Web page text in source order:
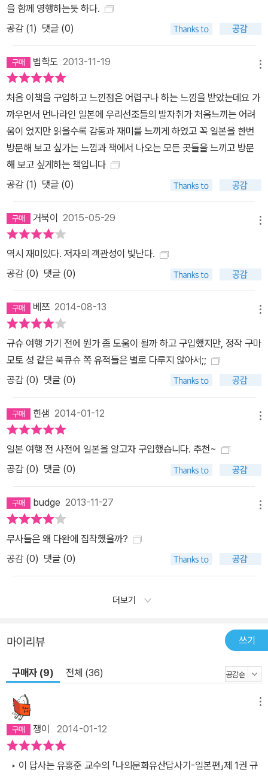
을 함께 영행하는듯 하다.
공감 (1) 댓글 (0)
법학도 2013-11-19
처음 이책을 구입하고 느낀점은 어렵구나 하는 느낌을 받았는데요 가
까우면서 먼나라인 일본에 우리선조들의 발자취가 처음느끼는 어려
움이 었지만 읽을수록 감동과 재미를 느끼게 하였고 꼭 일본을 한번
방문해 보고 싶가는 느낌과 책에서 나오는 모든 곳들을 느끼고 방문
해 보고 싶게하는 책입니다
공감 (1) 댓글 (0)
거북이 2015-05-29
역시 재미있다. 저자의 객관성이 빛난다.
공감 (0) 댓글 (0)
베쯔 2014-08-13
규슈 여행 가기 전에 뭔가 좀 도움이 될까 하고 구입했지만, 정작 구마
모토 성 같은 북큐슈 쪽 유적들은 별로 다루지 않아서;;
공감 (0) 댓글 (0)
힌샘 2014-01-12
일본 여행 전 사전에 일본을 알고자 구입했습니다. 추천~
공감 (0) 댓글 (0)
budge 2013-11-27
무사들은 왜 다완에 집착했을까?
공감 (0) 댓글 (0)
더보기
마이리뷰 쓰기
구매자 (9) 전체 (36)
쟁이 2014-01-12
‣ 이 답사는 유홍준 교수의 「나의문화유산답사기-일본편」제 1권 규